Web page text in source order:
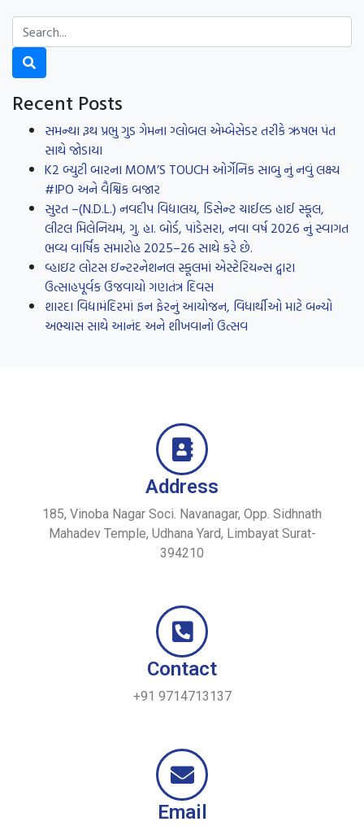
Recent Posts
સમન્થા રૂથ પ્રભુ ગુડ ગેમના ગ્લોબલ એમ્બેસેડર તરીકે ઋષભ પંત
સાથે જોડાયા
K2 બ્યુટી બારના MOM’S TOUCH ઓર્ગેનિક સાબુ નું નવું લક્ષ્ય
#IPO અને વૈશ્વિક બજાર
સુરત –(N.D.L.) નવદીપ વિદ્યાલય, ડિસેન્ટ ચાઈલ્ડ હાઈ સ્કૂલ,
લીટલ મિલેનિયમ, ગુ. હા. બોર્ડ, પાંડેસરા, નવા વર્ષ 2026 નું સ્વાગત
ભવ્ય વાર્ષિક સમારોહ 2025–26 સાથે કરે છે.
વ્હાઇટ લોટસ ઇન્ટરનેશનલ સ્કૂલમાં એસ્ટેરિયન્સ દ્વારા
ઉત્સાહપૂર્વક ઉજવાયો ગણતંત્ર દિવસ
શારદા વિદ્યામંદિરમાં ફન ફેરનું આયોજન, વિધાર્થીઓ માટે બન્યો
અભ્યાસ સાથે આનંદ અને શીખવાનો ઉત્સવ
Address
185, Vinoba Nagar Soci. Navanagar, Opp. Sidhnath
Mahadev Temple, Udhana Yard, Limbayat Surat-
394210
Contact
+91 9714713137
Email